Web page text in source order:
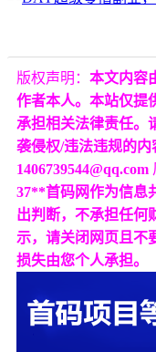
版权声明： 本文内容
作者本人。本站仅提
承担相关法律责任。
袭侵权/违法违规的内
1406739544@qq.com
37**首码网作为信息
出判断，不承担任何
示，请关闭网页且不
损失由您个人承担。